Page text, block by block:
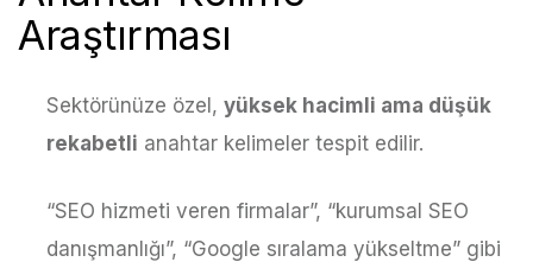
Araştırması
Sektörünüze özel, yüksek hacimli ama düşük
rekabetli anahtar kelimeler tespit edilir.
“SEO hizmeti veren firmalar”, “kurumsal SEO
danışmanlığı”, “Google sıralama yükseltme” gibi